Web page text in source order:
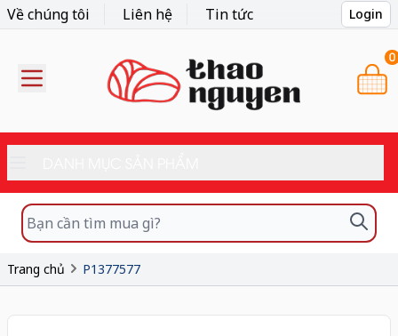
Về chúng tôi Liên hệ Tin tức Login
0
Trang chủ P1377577